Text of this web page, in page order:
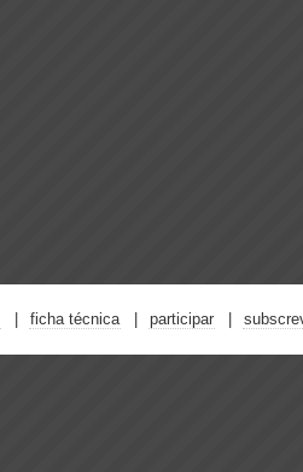
ficha técnica participar